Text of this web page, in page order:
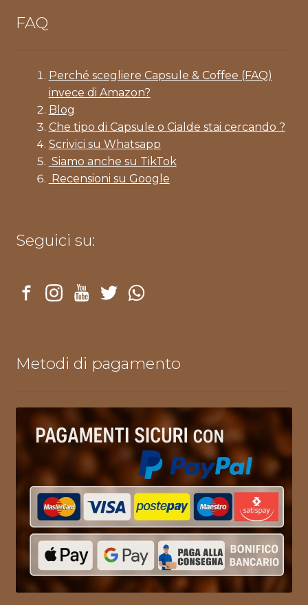
FAQ
Perché scegliere Capsule & Coffee (FAQ)
invece di Amazon?
Blog
Che tipo di Capsule o Cialde stai cercando ?
Scrivici su Whatsapp
Siamo anche su TikTok
Recensioni su Google
Seguici su:
Metodi di pagamento